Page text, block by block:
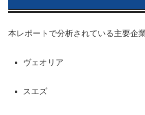
本レポートで分析されている主要企
ヴェオリア
スエズ